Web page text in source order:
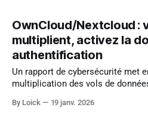
OwnCloud/Nextcloud :
multiplient, activez la
authentification
Un rapport de cybersécurité met
multiplication des vols de
Nextcloud, exploitées non pas via
By Loick 19 janv. 2026